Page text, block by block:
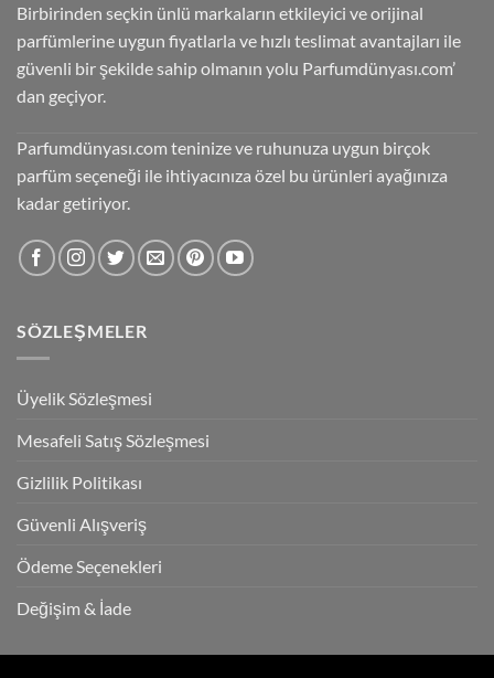
Birbirinden seçkin ünlü markaların etkileyici ve orijinal
parfümlerine uygun fiyatlarla ve hızlı teslimat avantajları ile
güvenli bir şekilde sahip olmanın yolu Parfumdünyası.com’
dan geçiyor.
Parfumdünyası.com teninize ve ruhunuza uygun birçok
parfüm seçeneği ile ihtiyacınıza özel bu ürünleri ayağınıza
kadar getiriyor.
SÖZLEŞMELER
Üyelik Sözleşmesi
Mesafeli Satış Sözleşmesi
Gizlilik Politikası
Güvenli Alışveriş
Ödeme Seçenekleri
Değişim & İade